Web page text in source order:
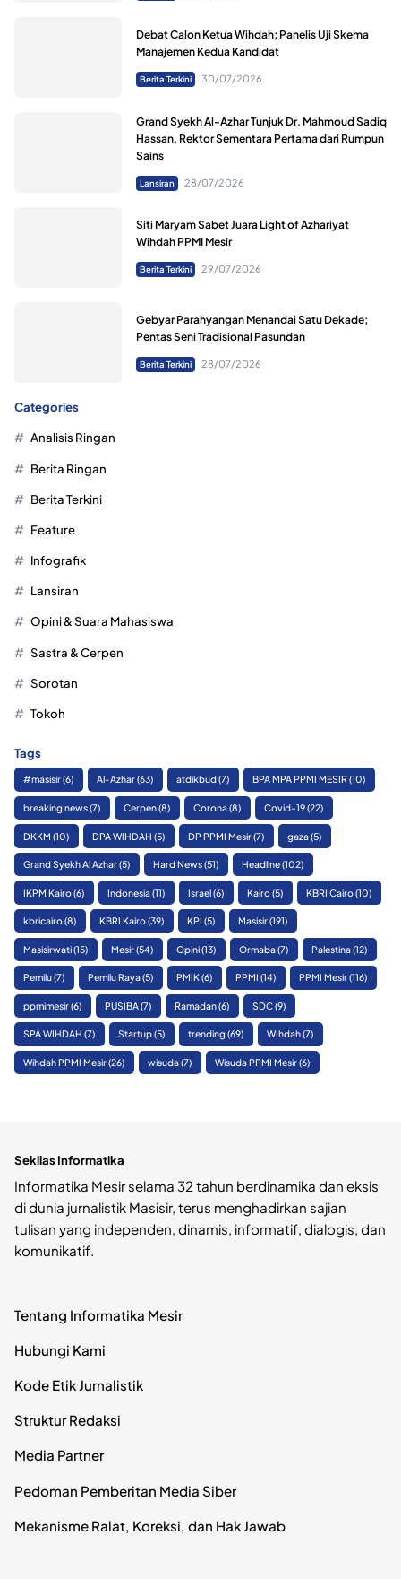
Debat Calon Ketua Wihdah; Panelis Uji Skema
Manajemen Kedua Kandidat
Berita Terkini 30/07/2026
Grand Syekh Al-Azhar Tunjuk Dr. Mahmoud Sadiq
Hassan, Rektor Sementara Pertama dari Rumpun
Sains
Lansiran 28/07/2026
Siti Maryam Sabet Juara Light of Azhariyat
Wihdah PPMI Mesir
Berita Terkini 29/07/2026
Gebyar Parahyangan Menandai Satu Dekade;
Pentas Seni Tradisional Pasundan
Berita Terkini 28/07/2026
Categories
Analisis Ringan
Berita Ringan
Berita Terkini
Feature
Infografik
Lansiran
Opini & Suara Mahasiswa
Sastra & Cerpen
Sorotan
Tokoh
Tags
#masisir(6) Al-Azhar(63) atdikbud(7) BPA MPA PPMI MESIR(10)
breaking news(7) Cerpen(8) Corona(8) Covid-19(22)
DKKM (10) DPA WIHDAH (5) DP PPMI Mesir(7) gaza(5)
Grand Syekh Al Azhar(5) Hard News(51) Headline(102)
IKPM Kairo(6) Indonesia(11) Israel(6) Kairo(5) KBRI Cairo(10)
kbricairo(8) KBRI Kairo(39) KPI (5) Masisir(191)
Masisirwati(15) Mesir(54) Opini(13) Ormaba(7) Palestina(12)
Pemilu(7) Pemilu Raya(5) PMIK(6) PPMI (14) PPMI Mesir(116)
ppmimesir(6) PUSIBA(7) Ramadan(6) SDC(9)
SPA WIHDAH (7) Startup(5) trending (69) WIhdah(7)
Wihdah PPMI Mesir(26) wisuda(7) Wisuda PPMI Mesir(6)
Sekilas Informatika
Informatika Mesir selama 32 tahun berdinamika dan eksis
di dunia jurnalistik Masisir, terus menghadirkan sajian
tulisan yang independen, dinamis, informatif, dialogis, dan
komunikatif.
Tentang Informatika Mesir
Hubungi Kami
Kode Etik Jurnalistik
Struktur Redaksi
Media Partner
Pedoman Pemberitan Media Siber
Mekanisme Ralat, Koreksi, dan Hak Jawab